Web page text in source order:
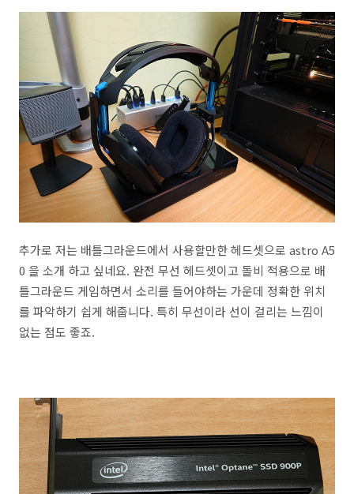
추가로 저는 배틀그라운드에서 사용할만한 헤드셋으로 astro A5
0 을 소개 하고 싶네요. 완전 무선 헤드셋이고 돌비 적용으로 배
틀그라운드 게임하면서 소리를 들어야하는 가운데 정확한 위치
를 파악하기 쉽게 해줍니다. 특히 무선이라 선이 걸리는 느낌이
없는 점도 좋죠.